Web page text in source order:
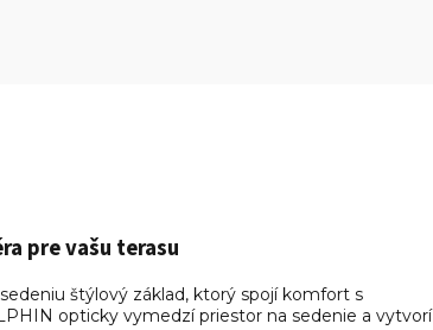
pre vašu terasu
štýlový základ, ktorý spojí komfort s
opticky vymedzí priestor na sedenie a vytvorí